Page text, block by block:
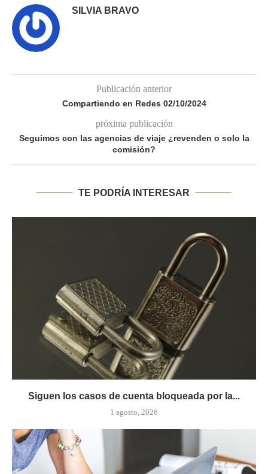
SILVIA BRAVO
Publicación anterior
Compartiendo en Redes 02/10/2024
próxima publicación
Seguimos con las agencias de viaje ¿revenden o solo la
comisión?
TE PODRÍA INTERESAR
Siguen los casos de cuenta bloqueada por la...
1 agosto, 2026